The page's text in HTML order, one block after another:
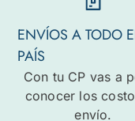
ENVÍOS A TODO
PAÍS
Con tu CP vas a
conocer los
envío.